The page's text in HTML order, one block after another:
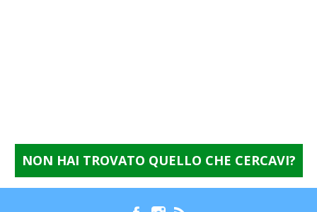
NON HAI TROVATO QUELLO CHE CERCAVI?